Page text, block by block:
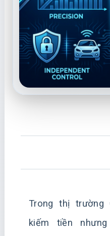
Trong thị trường
kiếm tiền